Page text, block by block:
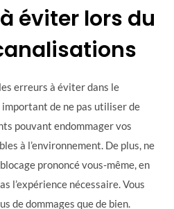
éviter lors du
erreurs à éviter dans le
de ne pas utiliser de
pouvant endommager vos
à l’environnement. De plus, ne
prononcé vous-même, en
l’expérience nécessaire. Vous
de dommages que de bien.